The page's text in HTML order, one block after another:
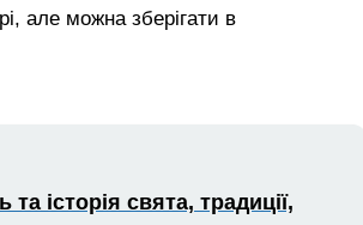
але можна зберігати в
історія свята, традиції,